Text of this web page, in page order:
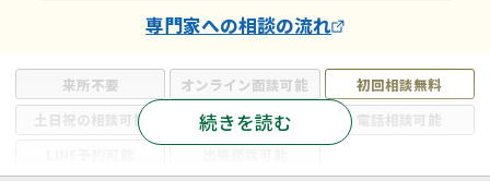
来所不要 オンライン面談可能
初回相談無料
土日祝の相談可能
19時以降電話可能
電話相談可能
続きを読む
専門家への相談の流れ